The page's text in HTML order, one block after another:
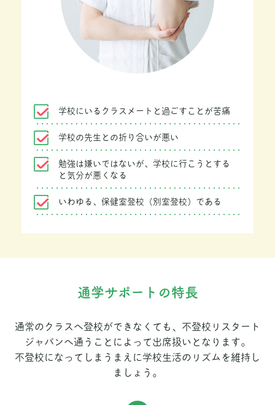
学校にいるクラスメートと過ごすことが苦痛
学校の先生との折り合いが悪い
勉強は嫌いではないが、学校に行こうとする
と気分が悪くなる
いわゆる、保健室登校（別室登校）である
通学サポートの特長
通常のクラスへ登校ができなくても、不登校リスタート
ジャパンへ通うことによって出席扱いとなります。
不登校になってしまうまえに学校生活のリズムを維持し
ましょう。